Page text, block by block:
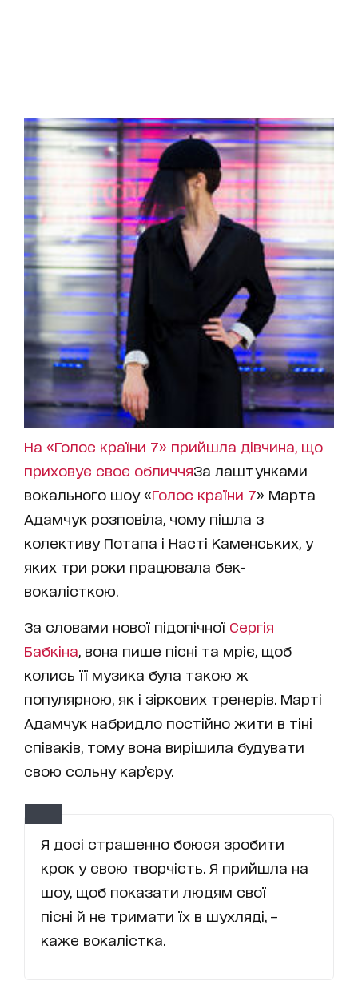
На «Голос країни 7» прийшла дівчина, що
приховує своє обличчяЗа лаштунками
вокального шоу «Голос країни 7» Марта
Адамчук розповіла, чому пішла з
колективу Потапа і Насті Каменських, у
яких три роки працювала бек-
вокалісткою.
За словами нової підопічної Сергія
Бабкіна , вона пише пісні та мріє, щоб
колись її музика була такою ж
популярною, як і зіркових тренерів. Марті
Адамчук набридло постійно жити в тіні
співаків, тому вона вирішила будувати
свою сольну кар’єру.
Я досі страшенно боюся зробити
крок у свою творчість. Я прийшла на
шоу, щоб показати людям свої
пісні й не тримати їх в шухляді, –
каже вокалістка.